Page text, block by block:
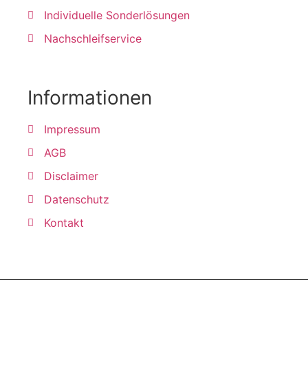
Individuelle Sonderlösungen
Nachschleifservice
Informationen
Impressum
AGB
Disclaimer
Datenschutz
Kontakt